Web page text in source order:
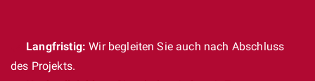
Langfristig: Wir begleiten Sie auch nach Abschluss
des Projekts.